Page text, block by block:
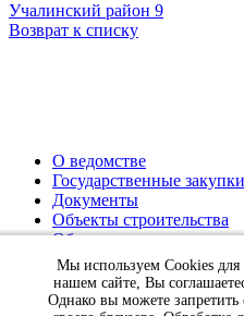
Возврат к списку
О ведомстве
Государственные закупки
Документы
Объекты строительства
Обращение граждан
Пресс-центр
Контакты
Мы используем Cookies для
нашем сайте, Вы
Однако вы можете